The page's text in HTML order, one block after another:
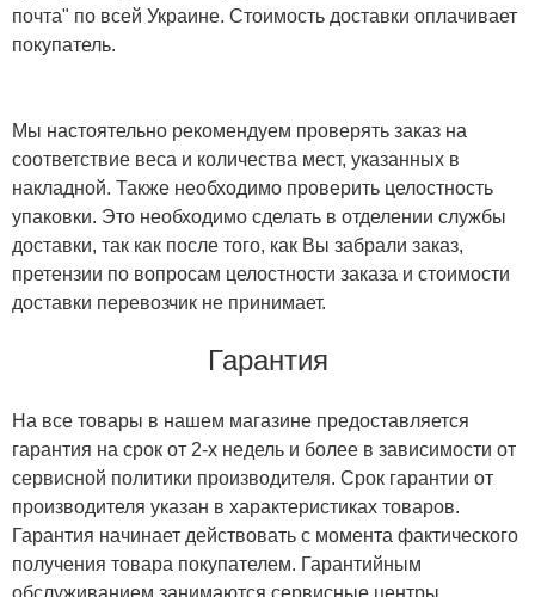
почта" по всей Украине. Стоимость доставки оплачивает
покупатель.
Мы настоятельно рекомендуем проверять заказ на
соответствие веса и количества мест, указанных в
накладной. Также необходимо проверить целостность
упаковки. Это необходимо сделать в отделении службы
доставки, так как после того, как Вы забрали заказ,
претензии по вопросам целостности заказа и стоимости
доставки перевозчик не принимает.
Гарантия
На все товары в нашем магазине предоставляется
гарантия на срок от 2-х недель и более в зависимости от
сервисной политики производителя. Срок гарантии от
производителя указан в характеристиках товаров.
Гарантия начинает действовать с момента фактического
получения товара покупателем. Гарантийным
обслуживанием занимаются сервисные центры